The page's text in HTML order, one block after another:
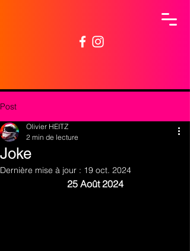
Post
Joke
Olivier HEITZ
2 min de lecture
Dernière mise à jour : 19 oct. 2024
25 Août 2024